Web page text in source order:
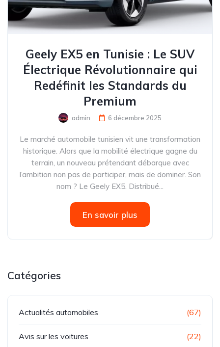
Geely EX5 en Tunisie : Le SUV
Électrique Révolutionnaire qui
Redéfinit les Standards du
Premium
admin 6 décembre 2025
Le marché automobile tunisien vit une transformation
historique. Alors que la mobilité électrique gagne du
terrain, un nouveau prétendant débarque avec
l’ambition non pas de participer, mais de dominer. Son
nom ? Le Geely EX5. Distribué...
En savoir plus
Catégories
Actualités automobiles (67)
Avis sur les voitures (22)